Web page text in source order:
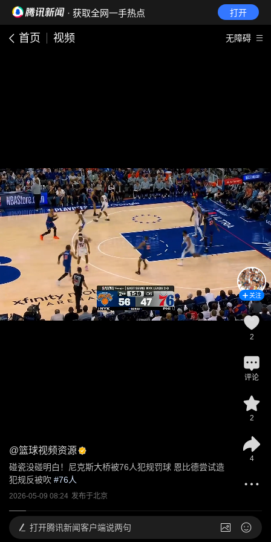
· 获取全网一手热点 打开
首页 视频 无障碍
@篮球视频资源
碰瓷没碰明白！尼克斯大桥被76人犯规罚球 恩比德尝试造
犯规反被吹 #76人
2026-05-09 08:24 发布于北京
关注
2
评论
2
4
打开腾讯新闻客户端说两句